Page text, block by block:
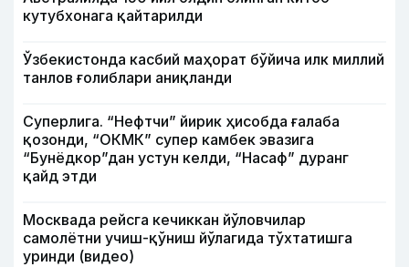
кутубхонага қайтарилди
Ўзбекистонда касбий маҳорат бўйича илк миллий
танлов ғолиблари аниқланди
Суперлига. “Нефтчи” йирик ҳисобда ғалаба
қозонди, “ОКМК” супер камбек эвазига
“Бунёдкор”дан устун келди, “Насаф” дуранг
қайд этди
Москвада рейсга кечиккан йўловчилар
самолётни учиш-қўниш йўлагида тўхтатишга
уринди (видео)